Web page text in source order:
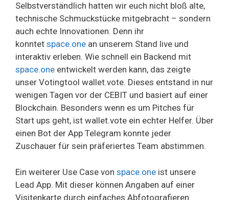
Selbstverständlich hatten wir euch nicht bloß alte,
technische Schmuckstücke mitgebracht – sondern
auch echte Innovationen. Denn ihr
konntet space.one an unserem Stand live und
interaktiv erleben. Wie schnell ein Backend mit
space.one entwickelt werden kann, das zeigte
unser Votingtool wallet.vote. Dieses entstand in nur
wenigen Tagen vor der CEBIT und basiert auf einer
Blockchain. Besonders wenn es um Pitches für
Start ups geht, ist wallet.vote ein echter Helfer. Über
einen Bot der App Telegram konnte jeder
Zuschauer für sein präferiertes Team abstimmen.
Ein weiterer Use Case von space.one ist unsere
Lead App. Mit dieser können Angaben auf einer
Visitenkarte durch einfaches Abfotografieren